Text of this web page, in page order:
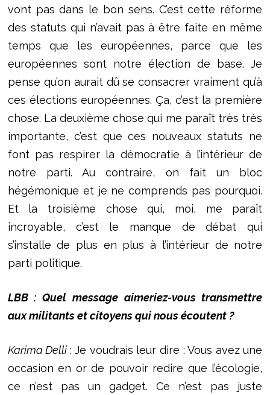
vont pas dans le bon sens. C’est cette réforme
des statuts qui n’avait pas à être faite en même
temps que les européennes, parce que les
européennes sont notre élection de base. Je
pense qu’on aurait dû se consacrer vraiment qu’à
ces élections européennes. Ça, c’est la première
chose. La deuxième chose qui me paraît très très
importante, c’est que ces nouveaux statuts ne
font pas respirer la démocratie à l’intérieur de
notre parti. Au contraire, on fait un bloc
hégémonique et je ne comprends pas pourquoi.
Et la troisième chose qui, moi, me paraît
incroyable, c’est le manque de débat qui
s’installe de plus en plus à l’intérieur de notre
parti politique.
LBB : Quel message aimeriez-vous transmettre
aux militants et citoyens qui nous écoutent ?
Karima Delli : Je voudrais leur dire : Vous avez une
occasion en or de pouvoir redire que l’écologie,
ce n’est pas un gadget. Ce n’est pas juste